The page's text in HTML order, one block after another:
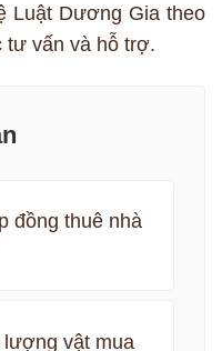
Luật Dương Gia theo
tư vấn và hỗ trợ.
đồng thuê nhà
vật mua